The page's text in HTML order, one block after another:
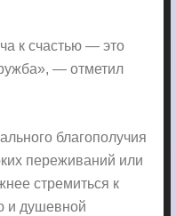
к счастью — это
— отметил
благополучия
переживаний или
стремиться к
и душевной